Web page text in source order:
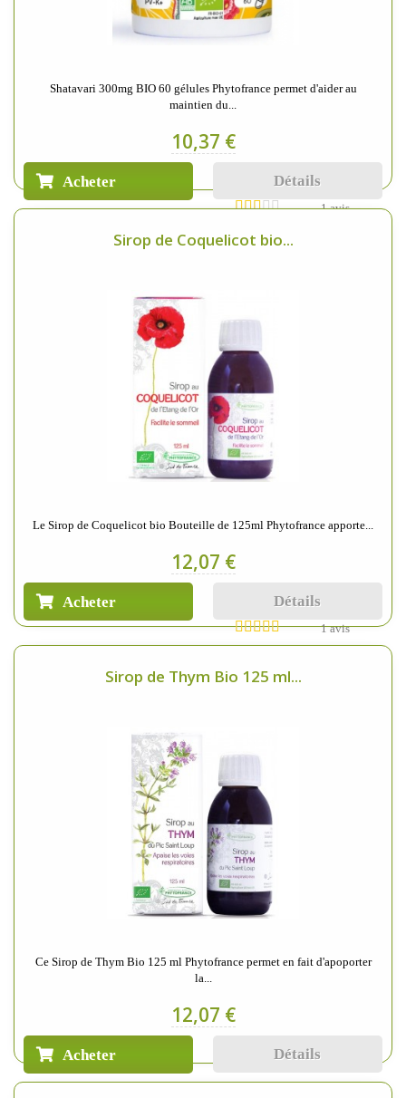
Shatavari 300mg BIO 60 gélules Phytofrance permet d'aider au
maintien du...
10,37 €
Acheter Détails
1 avis
Sirop de Coquelicot bio...
Le Sirop de Coquelicot bio Bouteille de 125ml Phytofrance apporte...
12,07 €
Acheter Détails
1 avis
Sirop de Thym Bio 125 ml...
Ce Sirop de Thym Bio 125 ml Phytofrance permet en fait d'apoporter
la...
12,07 €
Acheter Détails